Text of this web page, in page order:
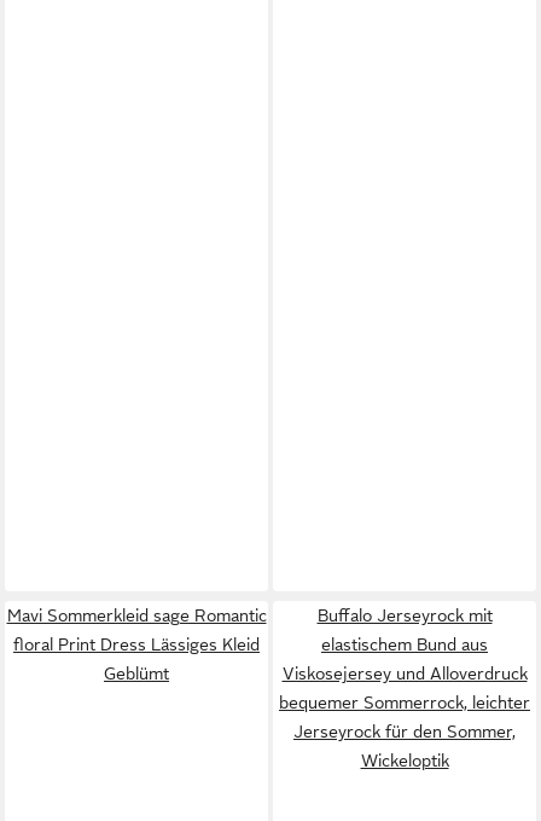
Mavi Sommerkleid sage Romantic
floral Print Dress Lässiges Kleid
Geblümt
Buffalo Jerseyrock mit
elastischem Bund aus
Viskosejersey und Alloverdruck
bequemer Sommerrock, leichter
Jerseyrock für den Sommer,
Wickeloptik